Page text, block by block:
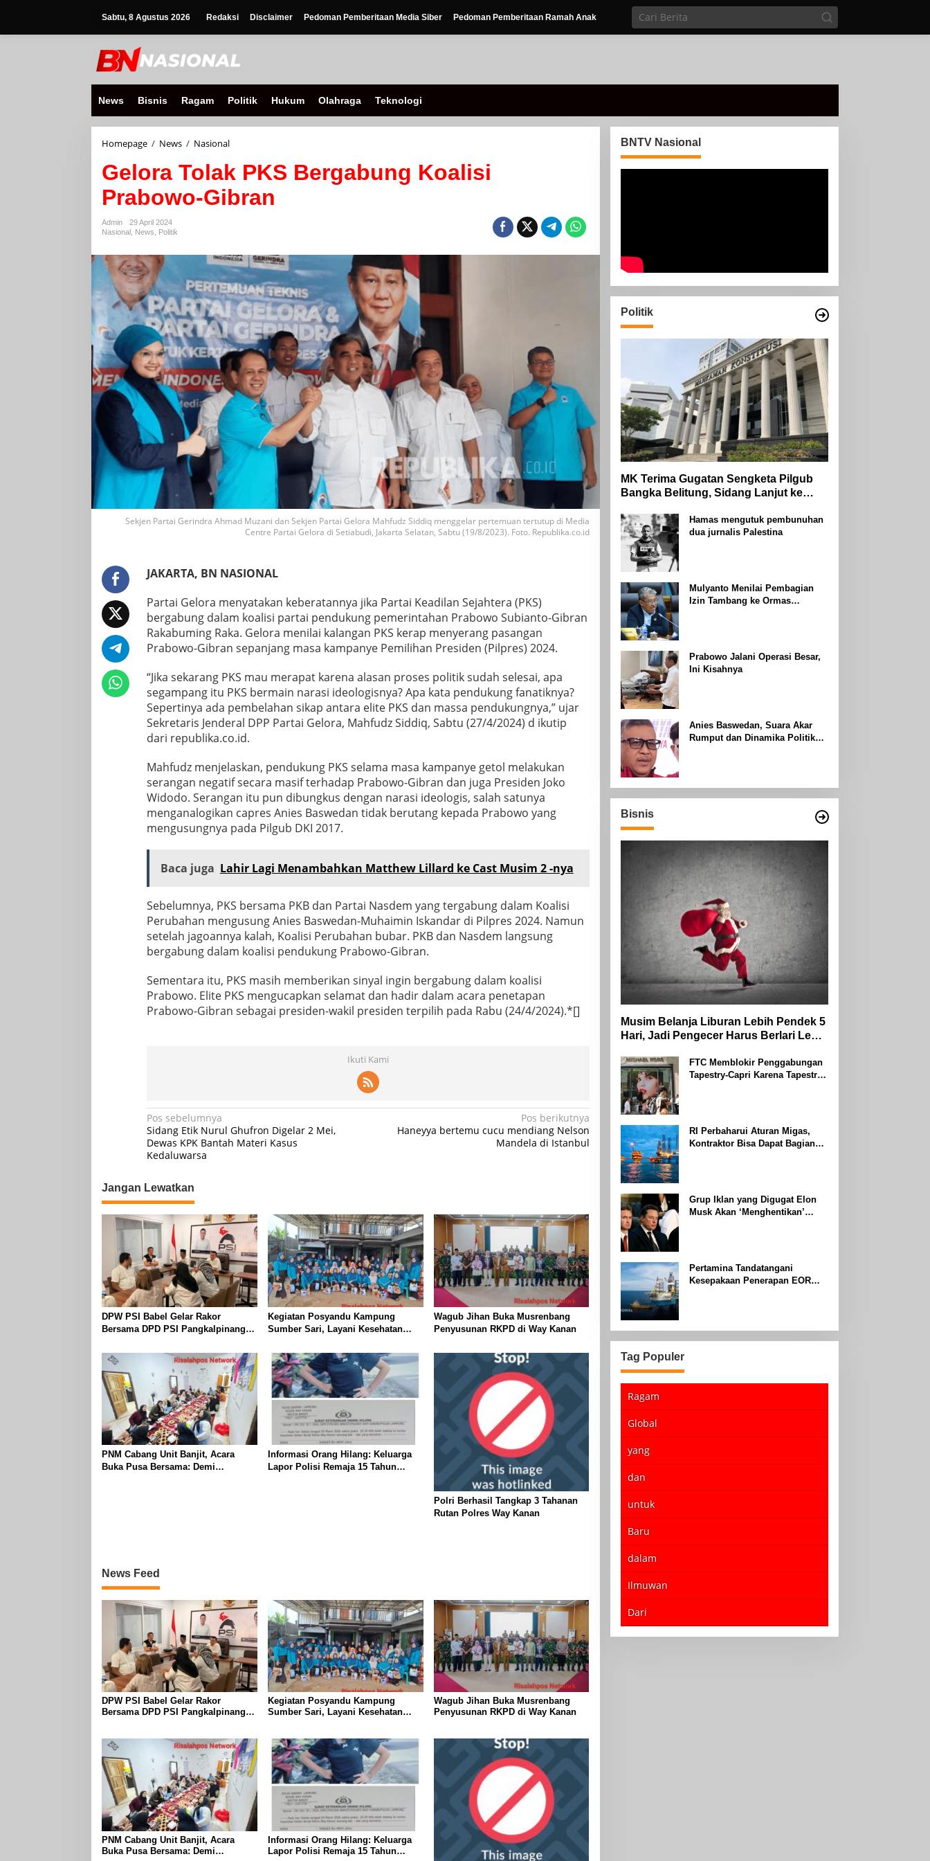
Sabtu, 8 Agustus 2026 Redaksi Disclaimer Pedoman Pemberitaan Media Siber Pedoman Pemberitaan Ramah Anak
News Bisnis Ragam Politik Hukum Olahraga Teknologi
Homepage / News / NasionalGelora
PKS
Bergabung
Koalisi
Prabowo-
Gelora Tolak PKS Bergabung Koalisi
Prabowo-Gibran
Admin
29 April 2024
Nasional News Politik
Sekjen Partai Gerindra Ahmad Muzani dan Sekjen Partai Gelora Mahfudz Siddiq menggelar pertemuan tertutup di Media
Centre Partai Gelora di Setiabudi, Jakarta Selatan, Sabtu (19/8/2023). Foto. Republika.co.id
JAKARTA, BN NASIONAL
Partai Gelora menyatakan keberatannya jika Partai Keadilan Sejahtera (PKS)
bergabung dalam koalisi partai pendukung pemerintahan Prabowo Subianto-Gibran
Rakabuming Raka. Gelora menilai kalangan PKS kerap menyerang pasangan
Prabowo-Gibran sepanjang masa kampanye Pemilihan Presiden (Pilpres) 2024.
“Jika sekarang PKS mau merapat karena alasan proses politik sudah selesai, apa
segampang itu PKS bermain narasi ideologisnya? Apa kata pendukung fanatiknya?
Sepertinya ada pembelahan sikap antara elite PKS dan massa pendukungnya,” ujar
Sekretaris Jenderal DPP Partai Gelora, Mahfudz Siddiq, Sabtu (27/4/2024) d ikutip
dari republika.co.id.
Mahfudz menjelaskan, pendukung PKS selama masa kampanye getol melakukan
serangan negatif secara masif terhadap Prabowo-Gibran dan juga Presiden Joko
Widodo. Serangan itu pun dibungkus dengan narasi ideologis, salah satunya
menganalogikan capres Anies Baswedan tidak berutang kepada Prabowo yang
mengusungnya pada Pilgub DKI 2017.
Baca juga Lahir Lagi Menambahkan Matthew Lillard ke Cast Musim 2 -nya
Sebelumnya, PKS bersama PKB dan Partai Nasdem yang tergabung dalam Koalisi
Perubahan mengusung Anies Baswedan-Muhaimin Iskandar di Pilpres 2024. Namun
setelah jagoannya kalah, Koalisi Perubahan bubar. PKB dan Nasdem langsung
bergabung dalam koalisi pendukung Prabowo-Gibran.
Sementara itu, PKS masih memberikan sinyal ingin bergabung dalam koalisi
Prabowo. Elite PKS mengucapkan selamat dan hadir dalam acara penetapan
Prabowo-Gibran sebagai presiden-wakil presiden terpilih pada Rabu (24/4/2024).*[]
Ikuti Kami
Navigasi
pos
Pos sebelumnya
Sidang Etik Nurul Ghufron Digelar 2 Mei,
Dewas KPK Bantah Materi Kasus
Kedaluwarsa
Pos berikutnya
Haneyya bertemu cucu mendiang Nelson
Mandela di Istanbul
Jangan Lewatkan
DPW PSI Babel Gelar Rakor
Bersama DPD PSI Pangkalpinang
Kegiatan Posyandu Kampung
Sumber Sari, Layani Kesehatan
Wagub Jihan Buka Musrenbang
Penyusunan RKPD di Way Kanan
PNM Cabang Unit Banjit, Acara
Buka Pusa Bersama: Demi
Informasi Orang Hilang: Keluarga
Lapor Polisi Remaja 15 Tahun
Polri Berhasil Tangkap 3 Tahanan
Rutan Polres Way Kanan
News Feed
DPW PSI Babel Gelar Rakor
Bersama DPD PSI Pangkalpinang
Kegiatan Posyandu Kampung
Sumber Sari, Layani Kesehatan
Wagub Jihan Buka Musrenbang
Penyusunan RKPD di Way Kanan
PNM Cabang Unit Banjit, Acara
Buka Pusa Bersama: Demi
Informasi Orang Hilang: Keluarga
Lapor Polisi Remaja 15 Tahun
BNTV Nasional
Politik
MK Terima Gugatan Sengketa Pilgub
Bangka Belitung, Sidang Lanjut ke
Hamas mengutuk pembunuhan
dua jurnalis Palestina
Mulyanto Menilai Pembagian
Izin Tambang ke Ormas
Prabowo Jalani Operasi Besar,
Ini Kisahnya
Anies Baswedan, Suara Akar
Rumput dan Dinamika Politik
Bisnis
Musim Belanja Liburan Lebih Pendek 5
Hari, Jadi Pengecer Harus Berlari Lebih
FTC Memblokir Penggabungan
Tapestry-Capri Karena Tapestry
RI Perbaharui Aturan Migas,
Kontraktor Bisa Dapat Bagian
Grup Iklan yang Digugat Elon
Musk Akan ‘Menghentikan’
Pertamina Tandatangani
Kesepakaan Penerapan EOR
Tag Populer
Ragam
Global
yang
dan
untuk
Baru
dalam
Ilmuwan
Dari